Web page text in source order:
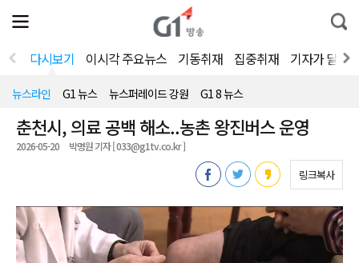
전
체
뉴
열
통
합
색
다시보기 이시각 주요뉴스 기동취재 집중취재 기자가 달려
뉴스라인 G1 뉴스 뉴스퍼레이드 강원 G1 8 뉴스
춘천시, 의료 공백 해소..농촌 왕진버스 운영
2026-05-20 박명원 기자 [ 033@g1tv.co.kr ]
링크복사